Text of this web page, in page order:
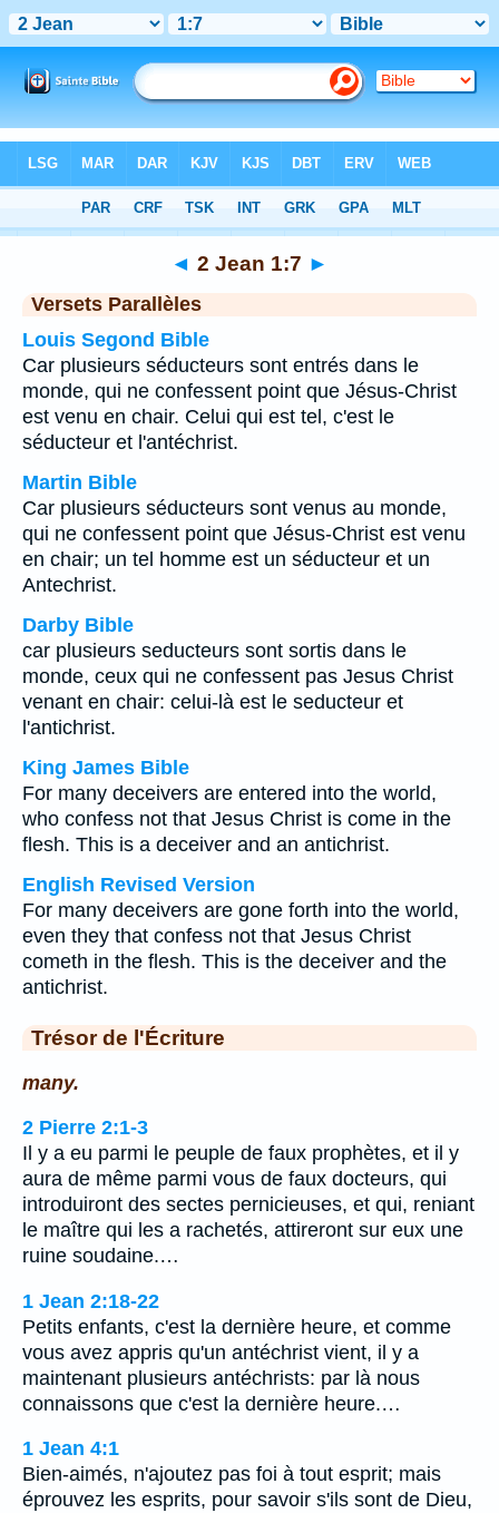
Chapitre 1> Verset 7
◄ 2 Jean 1:7 ►
Versets Parallèles
Louis Segond Bible
Car plusieurs séducteurs sont entrés dans le
monde, qui ne confessent point que Jésus-Christ
est venu en chair. Celui qui est tel, c'est le
séducteur et l'antéchrist.
Martin Bible
Car plusieurs séducteurs sont venus au monde,
qui ne confessent point que Jésus-Christ est venu
en chair; un tel homme est un séducteur et un
Antechrist.
Darby Bible
car plusieurs seducteurs sont sortis dans le
monde, ceux qui ne confessent pas Jesus Christ
venant en chair: celui-là est le seducteur et
l'antichrist.
King James Bible
For many deceivers are entered into the world,
who confess not that Jesus Christ is come in the
flesh. This is a deceiver and an antichrist.
English Revised Version
For many deceivers are gone forth into the world,
even they that confess not that Jesus Christ
cometh in the flesh. This is the deceiver and the
antichrist.
Trésor de l'Écriture
many.
2 Pierre 2:1-3
Il y a eu parmi le peuple de faux prophètes, et il y
aura de même parmi vous de faux docteurs, qui
introduiront des sectes pernicieuses, et qui, reniant
le maître qui les a rachetés, attireront sur eux une
ruine soudaine.…
1 Jean 2:18-22
Petits enfants, c'est la dernière heure, et comme
vous avez appris qu'un antéchrist vient, il y a
maintenant plusieurs antéchrists: par là nous
connaissons que c'est la dernière heure.…
1 Jean 4:1
Bien-aimés, n'ajoutez pas foi à tout esprit; mais
éprouvez les esprits, pour savoir s'ils sont de Dieu,